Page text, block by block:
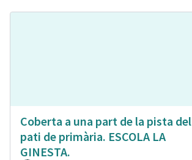
Coberta a una part de la pista del
pati de primària. ESCOLA LA
GINESTA.